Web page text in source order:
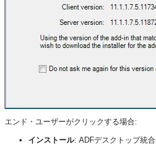
エンド・ユーザーがクリックする場合:
インストール: ADFデスクトップ統